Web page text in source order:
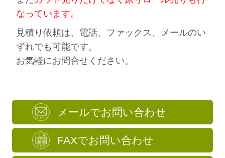
なっています。
見積り依頼は、電話、ファックス、メールのい
ずれでも可能です。
お気軽にお問合せください。
メールでお問い合わせ
FAXでお問い合わせ